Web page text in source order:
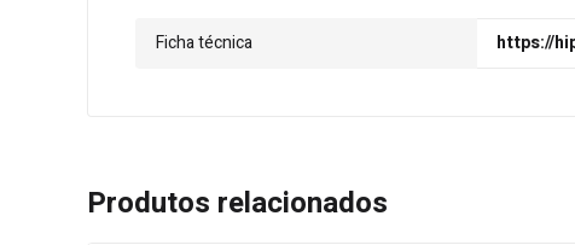
Ficha técnica https://
Produtos relacionados